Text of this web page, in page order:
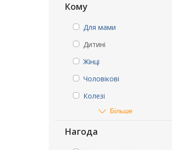
Кому
Для мами
Дитині
Жінці
Чоловікові
Колезі
Більше
Нагода